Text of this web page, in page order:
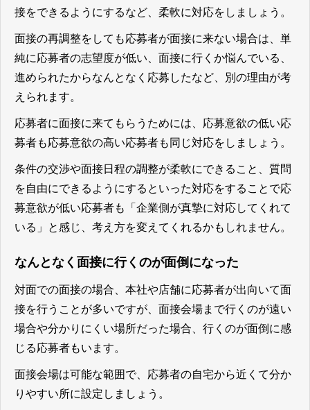
接をできるようにするなど、柔軟に対応をしましょう。
面接の再調整をしても応募者が面接に来ない場合は、単
純に応募者の志望度が低い、面接に行くか悩んでいる、
進められたからなんとなく応募したなど、別の理由が考
えられます。
応募者に面接に来てもらうためには、応募意欲の低い応
募者も応募意欲の高い応募者も同じ対応をしましょう。
条件の交渉や面接日程の調整が柔軟にできること、質問
を自由にできるようにするといった対応をすることで応
募意欲が低い応募者も「企業側が真摯に対応してくれて
いる」と感じ、考え方を変えてくれるかもしれません。
なんとなく面接に行くのが面倒になった
対面での面接の場合、本社や店舗に応募者が出向いて面
接を行うことが多いですが、面接会場まで行くのが遠い
場合や分かりにくい場所だった場合、行くのが面倒に感
じる応募者もいます。
面接会場は可能な範囲で、応募者の自宅から近くて分か
りやすい所に設定しましょう。